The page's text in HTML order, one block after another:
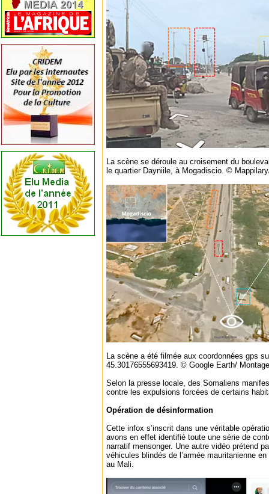
La scène se déroule au croisement du
le quartier Dayniile, à Mogadiscio. ©
La scène a été filmée aux coordonnées gps
45.30176555693419. © Google Earth/
Selon la presse locale, des Somaliens
contre les expulsions forcées de certains
Opération de désinformation
Cette infox s’inscrit dans une véritable
avons en effet identifié toute une série de
narratif mensonger. Une autre vidéo prétend
véhicules blindés de l’armée mauritanienne
au Mali.